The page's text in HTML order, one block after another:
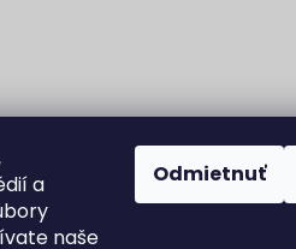
a
naše
Odmietnuť